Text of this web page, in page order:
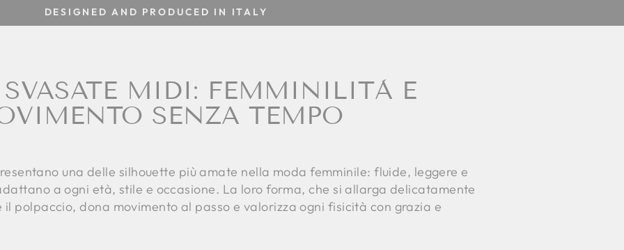
Metti
presentazione
100% MADE IN ITALY
MIDI: FEMMINILITÀ E
SENZA TEMPO
una delle silhouette più amate nella moda femminile: fluide, leggere e
a ogni età, stile e occasione. La loro forma, che si allarga delicatamente
polpaccio, dona movimento al passo e valorizza ogni fisicità con grazia e